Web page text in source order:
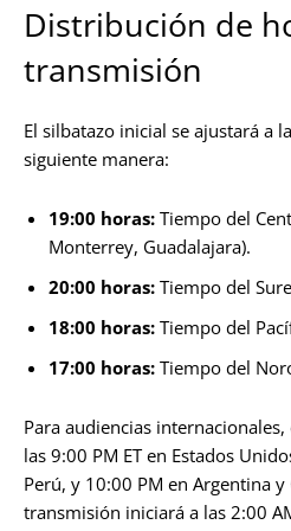
Distribución de
transmisión
El silbatazo inicial se ajustará a
siguiente manera:
19:00 horas: Tiempo del
Monterrey, Guadalajara).
20:00 horas: Tiempo del
18:00 horas: Tiempo del
17:00 horas: Tiempo del
Para audiencias
las 9:00 PM ET en Estados
Perú, y 10:00 PM en Argentina y
transmisión iniciará a las 2:00